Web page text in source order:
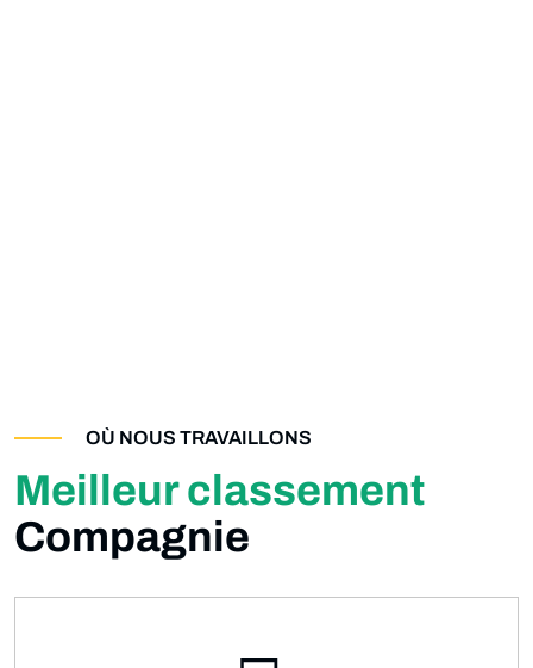
OÙ NOUS TRAVAILLONS
Meilleur classement
Compagnie